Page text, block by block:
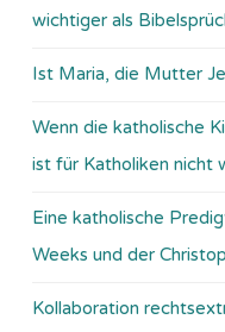
wichtiger als
Ist Maria, die Mutter
Wenn die katholische
ist für Katholiken nicht
Eine katholische
Weeks und der
Kollaboration